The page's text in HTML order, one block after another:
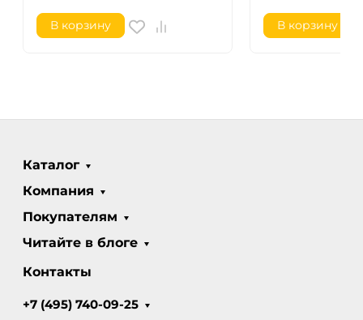
В корзину В корзину
Каталог
Компания
Покупателям
Читайте в блоге
Контакты
+7 (495) 740-09-25